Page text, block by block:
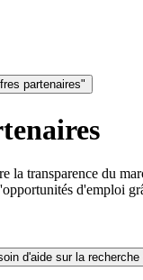
partenaires"
la transparence du
d'emploi
d'aide sur la